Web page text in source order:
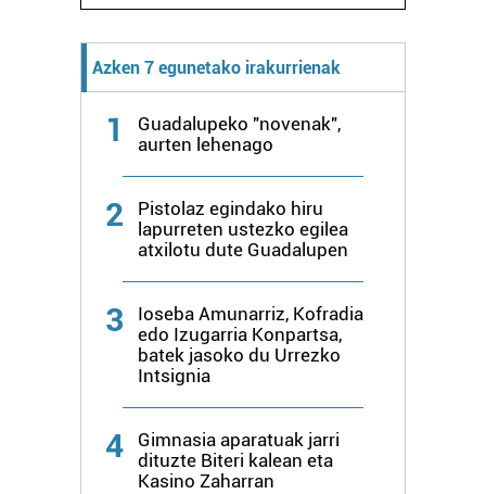
Azken 7 egunetako irakurrienak
1
Guadalupeko "novenak",
aurten lehenago
2
Pistolaz egindako hiru
lapurreten ustezko egilea
atxilotu dute Guadalupen
3
Ioseba Amunarriz, Kofradia
edo Izugarria Konpartsa,
batek jasoko du Urrezko
Intsignia
4
Gimnasia aparatuak jarri
dituzte Biteri kalean eta
Kasino Zaharran